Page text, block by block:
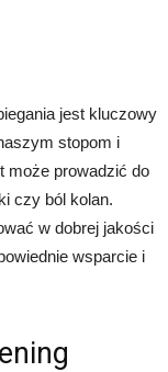
jest kluczowy
stopom i
może prowadzić do
czy ból kolan.
w dobrej jakości
wsparcie i